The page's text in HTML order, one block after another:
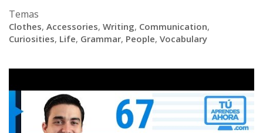
Temas
Clothes, Accessories, Writing, Communication,
Curiosities, Life, Grammar, People, Vocabulary